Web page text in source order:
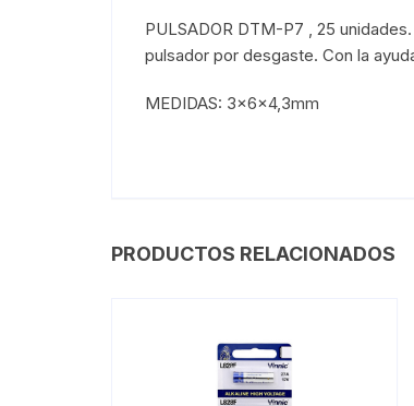
PULSADOR DTM-P7 , 25
pulsador por desgaste. Con la
MEDIDAS: 3x6x4,3mm
PRODUCTOS RELACIONADOS